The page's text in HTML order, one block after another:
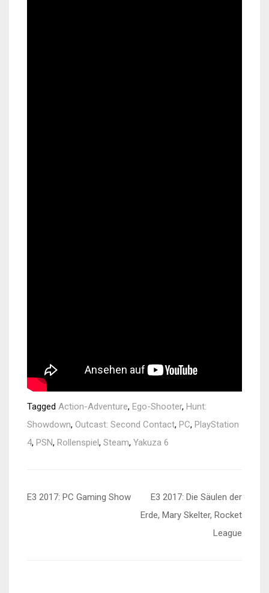
Tagged Action-Adventure, Ego-Shooter, Hunt:
Showdown, Outcast: Second Contact, PC, PlayStation
4, PSN, Rollenspiel, Steam, Yakuza 6
Beitragsnavigation
E3 2017: PC Gaming Show
E3 2017: Die Säulen der
Erde, Mary Skelter, Rocket
League